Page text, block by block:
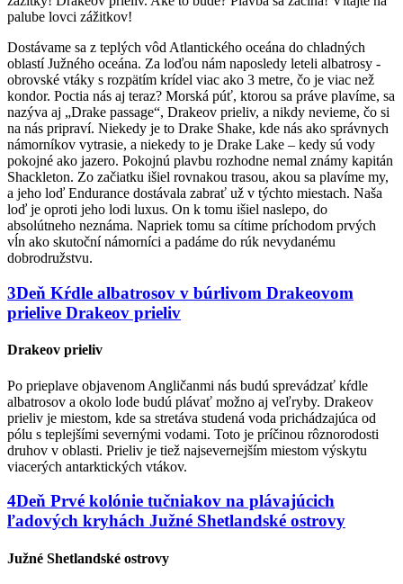
palube lovci zážitkov!
Dostávame sa z teplých vôd Atlantického oceána do chladných
oblastí Južného oceána. Za loďou nám naposledy leteli albatrosy -
obrovské vtáky s rozpätím krídel viac ako 3 metre, čo je viac než
kondor. Poctia nás aj teraz? Morská púť, ktorou sa práve plavíme, sa
nazýva aj „Drake passage“, Drakeov prieliv, a nikdy nevieme, čo si
na nás pripraví. Niekedy je to Drake Shake, kde nás ako správnych
námorníkov vytrasie, a niekedy to je Drake Lake – kedy sú vody
pokojné ako jazero. Pokojnú plavbu rozhodne nemal známy kapitán
Shackleton. Zo začiatku išiel rovnakou trasou, akou sa plavíme my,
a jeho loď Endurance dostávala zabrať už v týchto miestach. Naša
loď je oproti jeho lodi luxus. On k tomu išiel naslepo, do
absolútneho neznáma. Napriek tomu sa cítime príchodom prvých
vĺn ako skutoční námorníci a padáme do rúk nevydanému
dobrodružstvu.
3Deň Kŕdle albatrosov v búrlivom Drakeovom
prielive Drakeov prieliv
Drakeov prieliv
Po prieplave objavenom Angličanmi nás budú sprevádzať kŕdle
albatrosov a okolo lode budú plávať možno aj veľryby. Drakeov
prieliv je miestom, kde sa stretáva studená voda prichádzajúca od
pólu s teplejšími severnými vodami. Toto je príčinou rôznorodosti
druhov v oblasti. Prieliv je tiež najsevernejším miestom výskytu
viacerých antarktických vtákov.
4Deň Prvé kolónie tučniakov na plávajúcich
ľadových kryhách Južné Shetlandské ostrovy
Južné Shetlandské ostrovy